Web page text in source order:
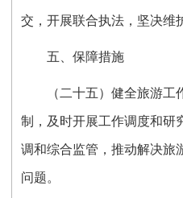
交，开展联合执法，坚决维
五、保障措施
（二十五）健全旅游
制，及时开展工作调度和研
调和综合监管，推动解决旅
问题。